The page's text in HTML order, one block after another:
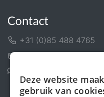
Contact
+31 (0)85 488 4765
Deze website
gebruik van